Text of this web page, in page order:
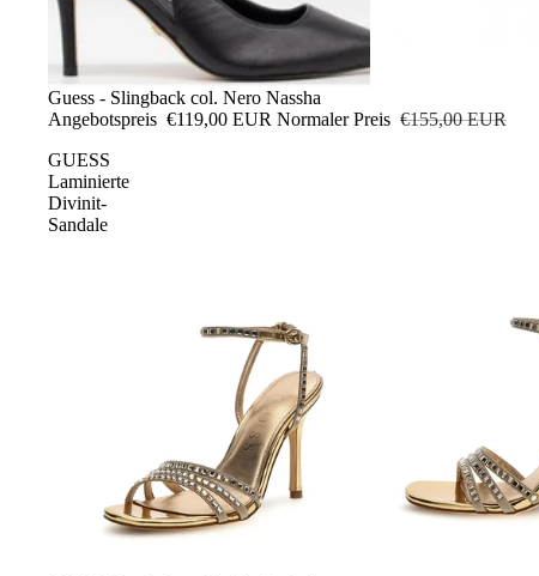
Sale
Guess - Slingback col. Nero Nassha
Angebotspreis €119,00 EUR Normaler Preis €155,00 EUR
GUESS
Laminierte
Divinit-
Sandale